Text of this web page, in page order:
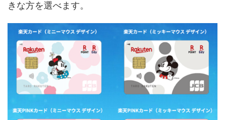
きな方を選べます。